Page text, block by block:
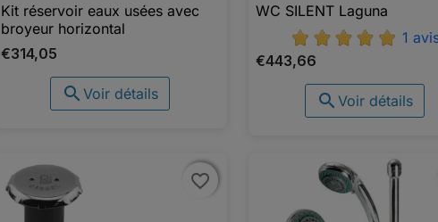
 Aperçu rapide
Kit réservoir eaux usées avec
broyeur horizontal
€314,05
Voir détails
 Aperçu rapide
WC SILENT Laguna
1
€443,66
Voir détails
favorite_border
favorite_border